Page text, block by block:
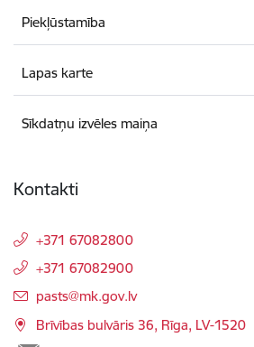
Piekļūstamība
Lapas karte
Sīkdatņu izvēles maiņa
Kontakti
+371 67082800
+371 67082900
E-pasts:
pasts@mk.gov.lv
Brīvības bulvāris 36, Rīga, LV-1520